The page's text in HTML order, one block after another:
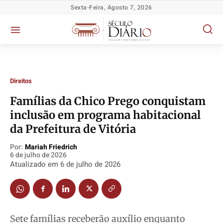
Política
Socioeconômicas
TV Século
Política
Socioeconômicas
TV Século
Política
Socioeconômicas
TV Século
Política
Socioeconômicas
TV Século
Sexta-Feira, Agosto 7, 2026
Direitos
Famílias da Chico Prego conquistam
inclusão em programa habitacional
da Prefeitura de Vitória
Por: Mariah Friedrich
6 de julho de 2026
Atualizado em 6 de julho de 2026
Sete famílias receberão auxílio enquanto